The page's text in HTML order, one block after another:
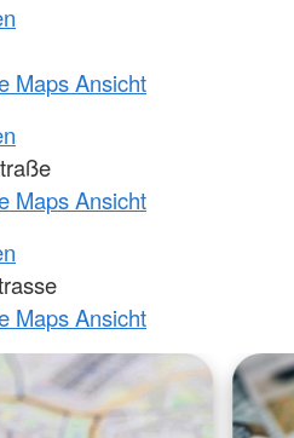
Maps Ansicht
Maps Ansicht
Maps Ansicht